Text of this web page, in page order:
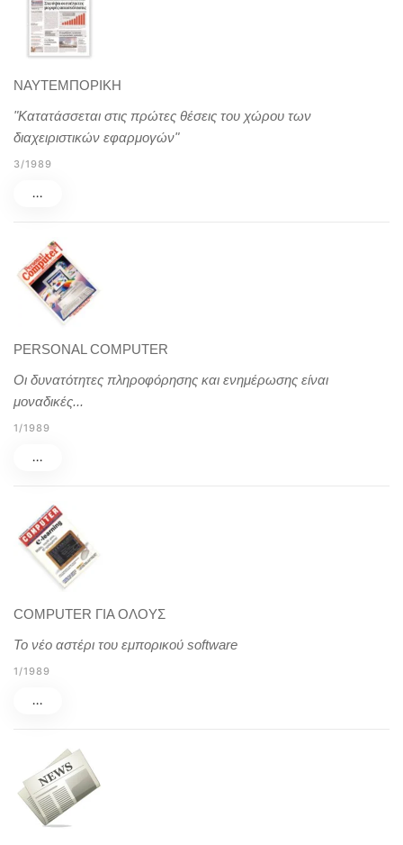
ΝΑΥΤΕΜΠΟΡΙΚΗ
"Κατατάσσεται στις πρώτες θέσεις του χώρου των
διαχειριστικών εφαρμογών"
3/1989
...
PERSONAL COMPUTER
Οι δυνατότητες πληροφόρησης και ενημέρωσης είναι
μοναδικές...
1/1989
...
COMPUTER ΓΙΑ ΟΛΟΥΣ
Το νέο αστέρι του εμπορικού software
1/1989
...